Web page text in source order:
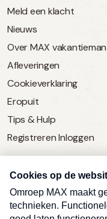
Meld een klacht
Nieuws
Over MAX vakantieman
Afleveringen
Cookieverklaring
Eropuit
Tips & Hulp
Registreren Inloggen
SERVICE
Over Omroep MAX
MAX Vandaag